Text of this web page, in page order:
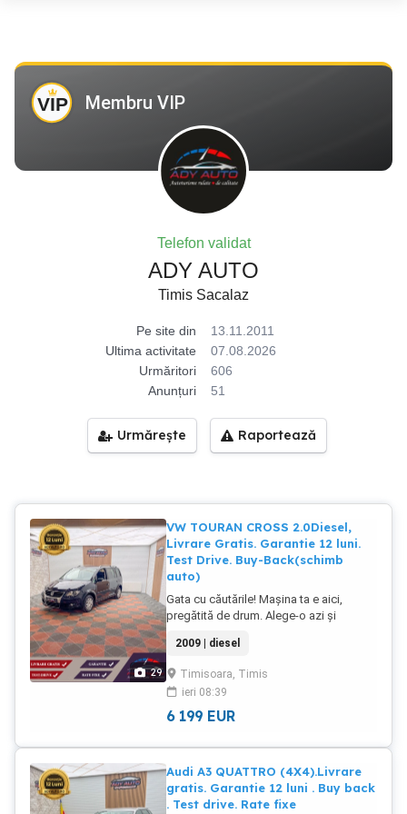
Membru VIP
Telefon validat
ADY AUTO
Timis Sacalaz
Pe site din
13.11.2011
Ultima activitate
07.08.2026
Urmăritori
606
Anunțuri
51
Urmărește Raportează
29
VW TOURAN CROSS 2.0Diesel,
Livrare Gratis. Garantie 12 luni.
Test Drive. Buy-Back(schimb
auto)
Gata cu căutările! Mașina ta e aici,
pregătită de drum. Alege-o azi și
Fixe in Lei LIVRARE GRATUITĂ 100 km
VW TOURAN CROSS , 2,0 TDI . 140 Cp .
Motorizare 1968 cmc ( 2,0 TDI ) Diesel .
140 Cp . . Euro 4. An 2009 KM 269950 km
Certificati Garantati . Serie VIN:
MANUALA Ca dotări se evidentiaza prin :
-Dublu climatronic -Incalzire in scaune -
Oglinzi electrice si incalzite -Geamuri
electrice -Pilot automat -Inchidere
2009 | diesel
Timisoara, Timis
ieri 08:39
6 199 EUR
Audi A3 QUATTRO (4X4).Livrare
gratis. Garantie 12 luni . Buy back
. Test drive. Rate fixe